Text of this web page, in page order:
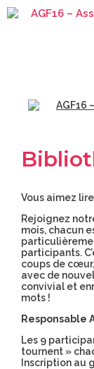
Vous aimez
Rejoignez
mois, chacun
participants.
coups de
avec de
convivial et
mots !
Responsable
Les 9
tournent »
Inscription au